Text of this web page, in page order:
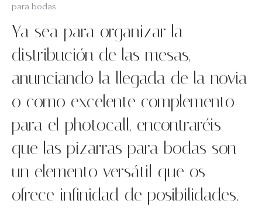
para bodas
Ya sea para organizar la
distribución de las mesas,
anunciando la llegada de la novia
o como excelente complemento
para el photocall, encontraréis
que las pizarras para bodas son
un elemento versátil que os
ofrece infinidad de posibilidades.